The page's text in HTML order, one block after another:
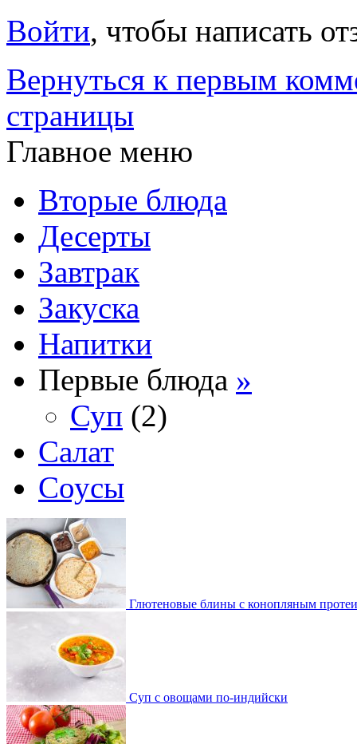
Войти, чтобы написать
Вернуться к первым
страницы
Главное меню
Вторые блюда
Десерты
Завтрак
Закуска
Напитки
Первые блюда »
Суп (2)
Салат
Соусы
Глютеновые блины с конопляным
Суп с овощами по-индийски